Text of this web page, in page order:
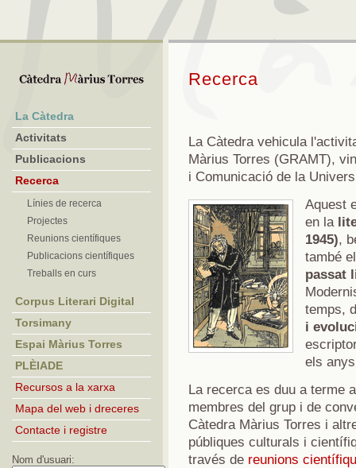
La Càtedra
Activitats
Publicacions
Recerca
Línies de recerca
Projectes
Reunions científiques
Publicacions científiques
Treballs en curs
Corpus Literari Digital
Torsimany
Espai Màrius Torres
PLÈIADE
Recursos a la xarxa
Mapa del web i dreceres
Contacte i registre
Nom d'usuari:
Recerca
La Càtedra vehicula
Màrius Torres (GRAMT),
i Comunicació de la
Aquest
en la
1945),
també
passat
temps,
i
els
La recerca es duu a terme
membres del grup i de
Càtedra Màrius Torres i
públiques culturals i
través de reunions